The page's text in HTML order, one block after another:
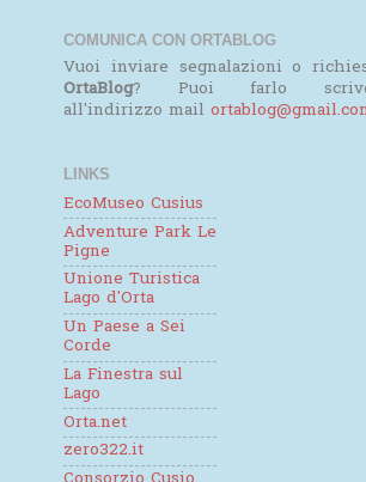
COMUNICA CON ORTABLOG
Vuoi inviare segnalazioni o
OrtaBlog? Puoi farlo
all'indirizzo mail
LINKS
EcoMuseo Cusius
Adventure Park Le
Pigne
Unione Turistica
Lago d'Orta
Un Paese a Sei
Corde
La Finestra sul
Lago
Orta.net
zero322.it